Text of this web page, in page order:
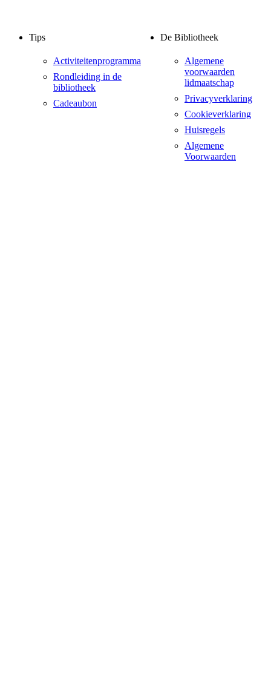
Tips
Activiteitenprogramma
Rondleiding in de
bibliotheek
Cadeaubon
De Bibliotheek
Algemene
voorwaarden
lidmaatschap
Privacyverklaring
Cookieverklaring
Huisregels
Algemene
Voorwaarden